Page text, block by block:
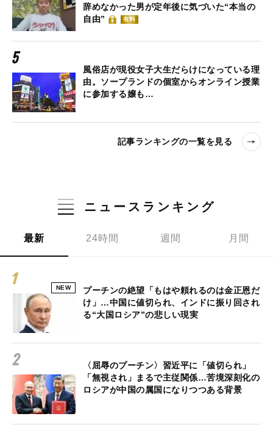
辞めなかった男が定年後に気づいた“本当の
自由”
有料
風俗店が現役女子大生だらけになっている理
由。ソープランドの個室からオンライン授業
に参加する嬢も…
記事ランキングの一覧を見る
ニュースランキング
最新 24時間 週間 月間
NEW
プーチンの絶望「もはや頼れるのは金正恩だ
け」…中国に値切られ、インドに振り回され
る“大国ロシア”の悲しい現実
〈屈辱のプーチン〉習近平に「値切られ」
「無視され」まるで主従関係…苦境深刻化の
ロシアが中国の属国になりつつある背景